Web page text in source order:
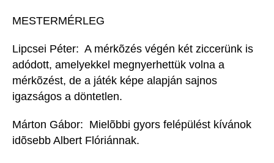
MESTERMÉRLEG
Lipcsei Péter:  A mérkõzés végén két ziccerünk is
adódott, amelyekkel megnyerhettük volna a
mérkõzést, de a játék képe alapján sajnos
igazságos a döntetlen.
Márton Gábor:  Mielõbbi gyors felépülést kívánok
idõsebb Albert Flóriánnak.